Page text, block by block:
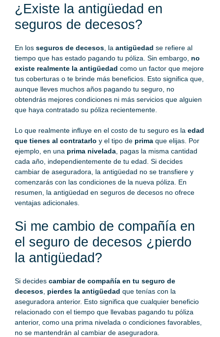
¿Existe la antigüedad en
seguros de decesos?
En los seguros de decesos , la antigüedad se refiere al
tiempo que has estado pagando tu póliza. Sin embargo, no
existe realmente la antigüedad como un factor que mejore
tus coberturas o te brinde más beneficios. Esto significa que,
aunque lleves muchos años pagando tu seguro, no
obtendrás mejores condiciones ni más servicios que alguien
que haya contratado su póliza recientemente.
Lo que realmente influye en el costo de tu seguro es la edad
que tienes al contratarlo y el tipo de prima que elijas. Por
ejemplo, en una prima nivelada , pagas la misma cantidad
cada año, independientemente de tu edad. Si decides
cambiar de aseguradora, la antigüedad no se transfiere y
comenzarás con las condiciones de la nueva póliza. En
resumen, la antigüedad en seguros de decesos no ofrece
ventajas adicionales.
Si me cambio de compañía en
el seguro de decesos ¿pierdo
la antigüedad?
Si decides cambiar de compañía en tu seguro de
decesos pierdes la antigüedad que tenías con la
aseguradora anterior. Esto significa que cualquier beneficio
relacionado con el tiempo que llevabas pagando tu póliza
anterior, como una prima nivelada o condiciones favorables,
no se mantendrán al cambiar de aseguradora.